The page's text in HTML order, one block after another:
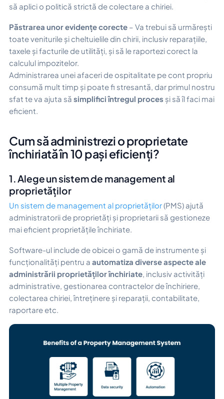
să aplici o politică strictă de colectare a chiriei.
Păstrarea unor evidențe corecte – Va trebui să urmărești
toate veniturile și cheltuielile din chirii, inclusiv reparațiile,
taxele și facturile de utilități, și să le raportezi corect la
calculul impozitelor.
Administrarea unei afaceri de ospitalitate pe cont propriu
consumă mult timp și poate fi stresantă, dar primul nostru
sfat te va ajuta să simplifici întregul proces și să îl faci mai
eficient.
Cum să administrezi o proprietate
închiriată în 10 pași eficienți?
1. Alege un sistem de management al
proprietăților
Un sistem de management al proprietăților(PMS) ajută
administratorii de proprietăți și proprietarii să gestioneze
mai eficient proprietățile închiriate.
Software-ul include de obicei o gamă de instrumente și
funcționalități pentru a automatiza diverse aspecte ale
administrării proprietăților închiriate , inclusiv activități
administrative, gestionarea contractelor de închiriere,
colectarea chiriei, întreținere și reparații, contabilitate,
raportare etc.